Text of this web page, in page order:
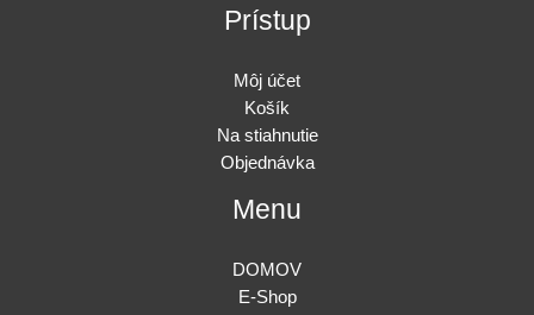
Prístup
Môj účet
Košík
Na stiahnutie
Objednávka
Menu
DOMOV
E-Shop